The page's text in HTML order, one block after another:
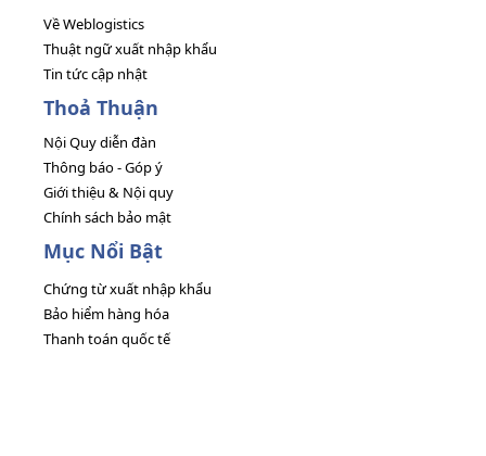
Về Weblogistics
Thuật ngữ xuất nhập khẩu
Tin tức cập nhật
Thoả Thuận
Nội Quy diễn đàn
Thông báo - Góp ý
Giới thiệu & Nội quy
Chính sách bảo mật
Mục Nổi Bật
Chứng từ xuất nhập khẩu
Bảo hiểm hàng hóa
Thanh toán quốc tế